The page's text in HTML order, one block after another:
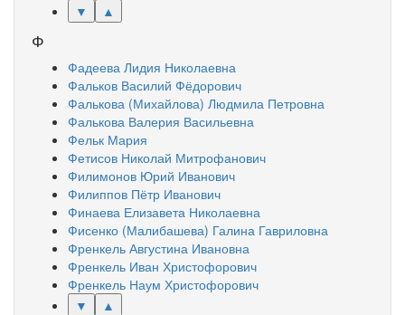
▼
▲
Ф
Фадеева Лидия Николаевна
Фальков Василий Фёдорович
Фалькова (Михайлова) Людмила Петровна
Фалькова Валерия Васильевна
Фельк Мария
Фетисов Николай Митрофанович
Филимонов Юрий Иванович
Филиппов Пётр Иванович
Финаева Елизавета Николаевна
Фисенко (Малибашева) Галина Гавриловна
Френкель Августина Ивановна
Френкель Иван Христофорович
Френкель Наум Христофорович
▼
▲